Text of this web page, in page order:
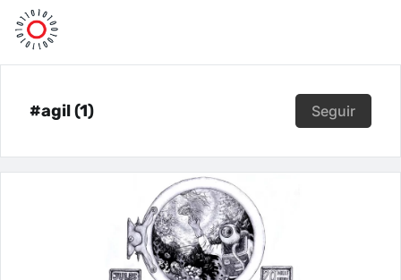
#agil (1) Seguir